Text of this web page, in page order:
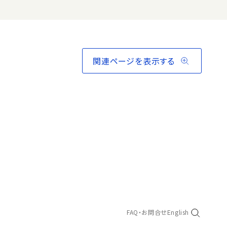
関連ページを表示する
FAQ・お問合せEnglish